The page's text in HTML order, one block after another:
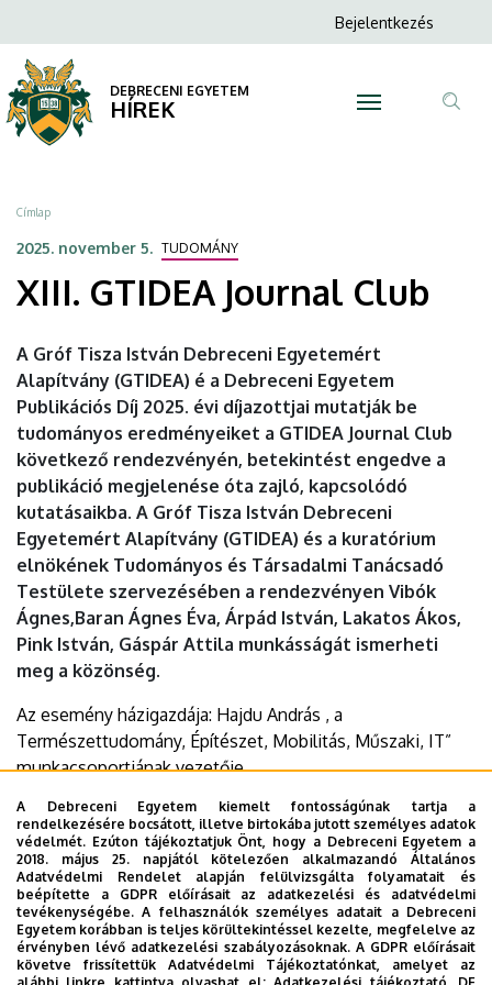
GTIDEA
Journal
Club
DEBRECENI
EGYETEM
a
tartalomra
Anonim
menüje
Bejelentkezés
DEBRECENI EGYETEM
HÍREK
Morzsa
Címlap
2025. november 5. TUDOMÁNY
XIII. GTIDEA Journal Club
A Gróf Tisza István Debreceni Egyetemért
Alapítvány (GTIDEA) é a Debreceni Egyetem
Publikációs Díj 2025. évi díjazottjai mutatják be
tudományos eredményeiket a GTIDEA Journal Club
következő rendezvényén, betekintést engedve a
publikáció megjelenése óta zajló, kapcsolódó
kutatásaikba. A Gróf Tisza István Debreceni
Egyetemért Alapítvány (GTIDEA) és a kuratórium
elnökének Tudományos és Társadalmi Tanácsadó
Testülete szervezésében a rendezvényen Vibók
Ágnes,Baran Ágnes Éva, Árpád István, Lakatos Ákos,
Pink István, Gáspár Attila munkásságát ismerheti
meg a közönség.
Az esemény házigazdája: Hajdu András , a
Természettudomány, Építészet, Mobilitás, Műszaki, IT”
munkacsoportjának vezetője
Társadalmi Tanácsadó Testület elnöke
Időpont:2025. november 5. (szerda) 14 óra
Helyszín: Kenézy-villa (Debrecen, Nagyerdei krt. 98. - a
Szülészeti és Nőgyógyászati Klinikával szemben található
villaépület)
A Debreceni Egyetem kiemelt fontosságúnak tartja a
rendelkezésére bocsátott, illetve birtokába jutott személyes adatok
védelmét. Ezúton tájékoztatjuk Önt, hogy a Debreceni Egyetem a
2018. május 25. napjától kötelezően alkalmazandó Általános
Adatvédelmi Rendelet alapján felülvizsgálta folyamatait és
beépítette a GDPR előírásait az adatkezelési és adatvédelmi
tevékenységébe. A felhasználók személyes adatait a Debreceni
Egyetem korábban is teljes körültekintéssel kezelte, megfelelve az
érvényben lévő adatkezelési szabályozásoknak. A GDPR előírásait
követve frissítettük Adatvédelmi Tájékoztatónkat, amelyet az